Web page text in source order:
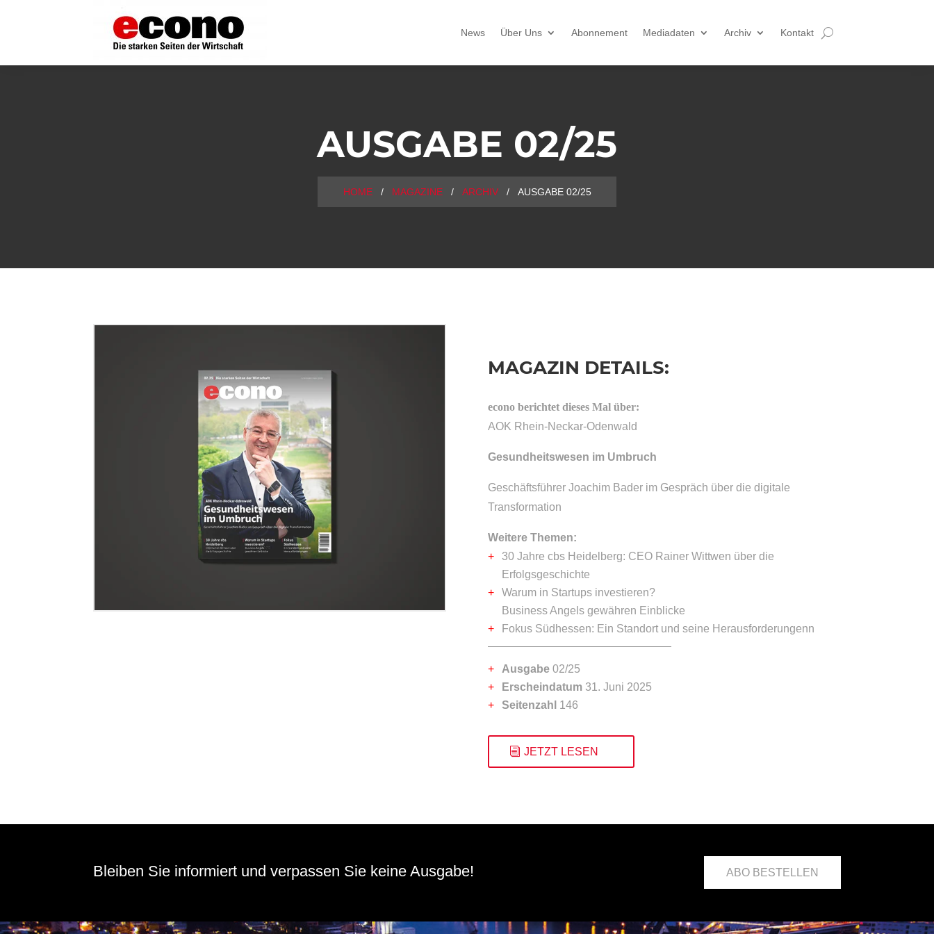
News Über Uns Abonnement Mediadaten Archiv Kontakt
AUSGABE 02/25
HOME/ MAGAZINE/ ARCHIV/ AUSGABE 02/25
MAGAZIN DETAILS:
econo berichtet dieses Mal über:
AOK Rhein-Neckar-Odenwald
Gesundheitswesen im Umbruch
Geschäftsführer Joachim Bader im Gespräch über die digitale
Transformation
Weitere Themen:
30 Jahre cbs Heidelberg: CEO Rainer Wittwen über die
Erfolgsgeschichte
Warum in Startups investieren?
Business Angels gewähren Einblicke
Fokus Südhessen: Ein Standort und seine Herausforderungenn
Ausgabe 02/25
Erscheindatum 31. Juni 2025
Seitenzahl 146
JETZT LESEN
Bleiben Sie informiert und verpassen Sie keine Ausgabe! ABO BESTELLEN